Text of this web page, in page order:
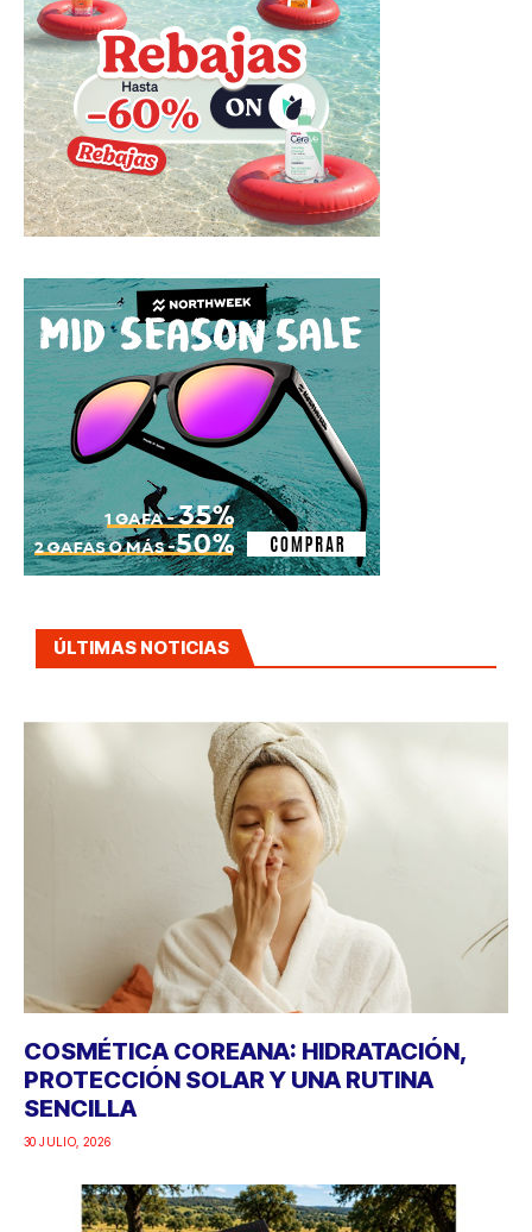
ÚLTIMAS NOTICIAS
COSMÉTICA COREANA: HIDRATACIÓN,
PROTECCIÓN SOLAR Y UNA RUTINA
SENCILLA
30 JULIO, 2026